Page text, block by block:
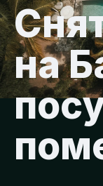
на